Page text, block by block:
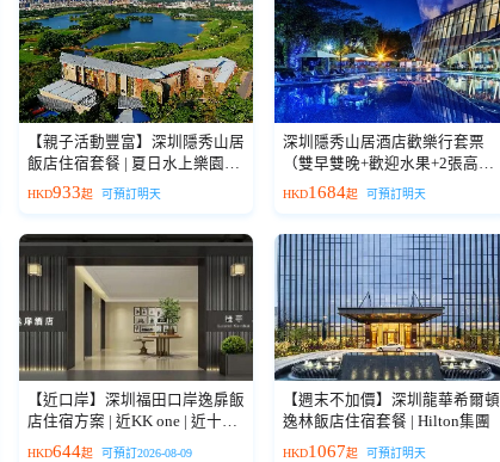
【親子活動豐富】深圳隱秀山居
飯店住宿套餐 | 夏日水上樂園避
暑推薦
HKD933起 可預訂明天
深圳隱秀山居酒店歡樂行套票
（雙早雙晚+歡迎水果+2張高爾
夫體驗券）
HKD1684起 可預訂明天
【近口岸】深圳福田口岸逸扉飯
店住宿方案 | 近KK one | 近十畝
地 | 自助洗衣
HKD644起 可預訂2026-08-09
【週末不加價】深圳龍華希爾頓
逸林飯店住宿套餐 | Hilton集團
HKD1067起 可預訂明天